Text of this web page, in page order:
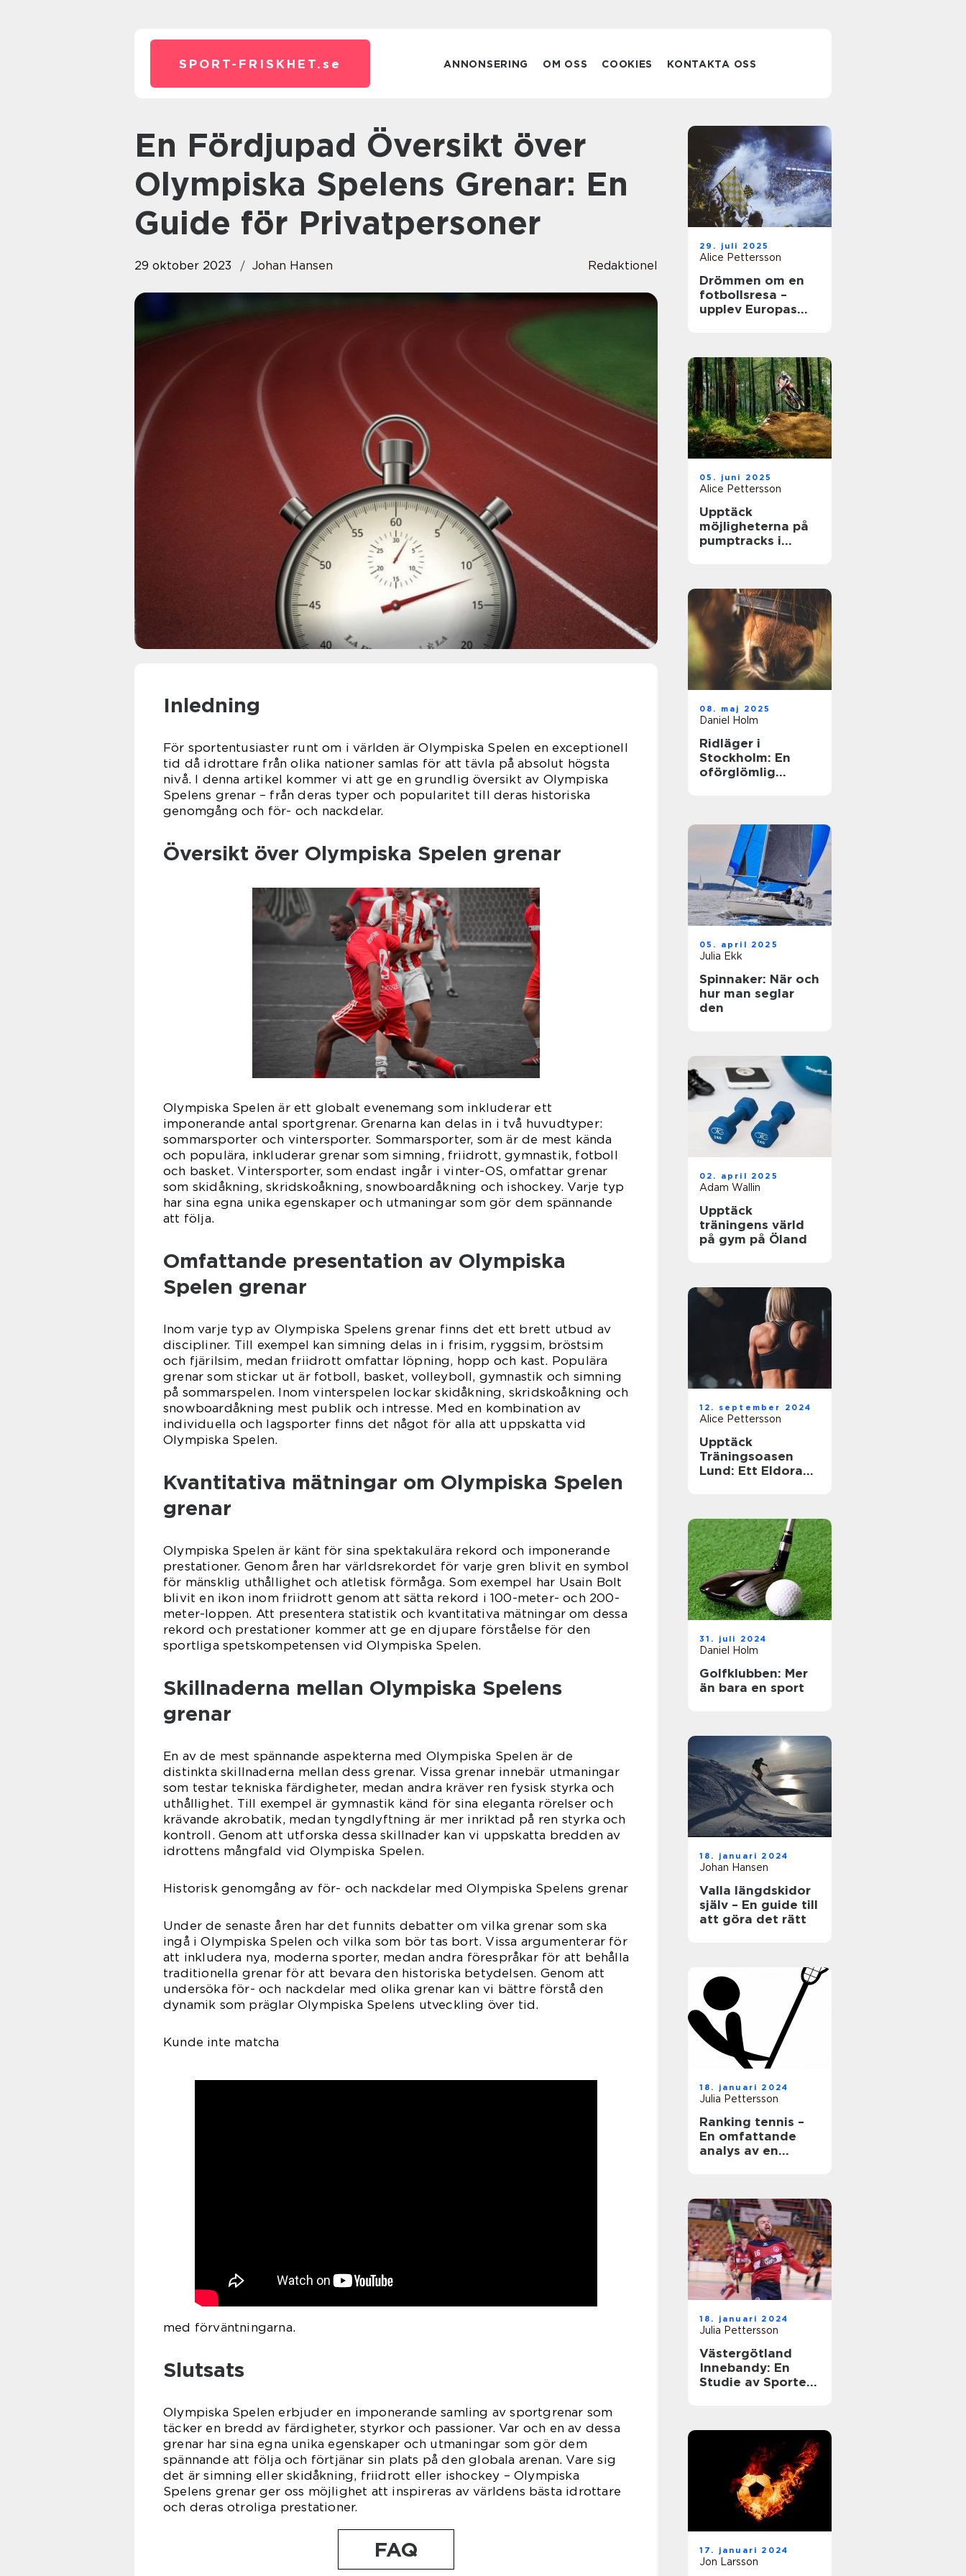
SPORT-FRISKHET. se ANNONSERING OM OSS COOKIES KONTAKTA OSS
En Fördjupad Översikt över
Olympiska Spelens Grenar: En
Guide för Privatpersoner
29 oktober 2023 Johan Hansen Redaktionel
Inledning
För sportentusiaster runt om i världen är Olympiska Spelen en exceptionell
tid då idrottare från olika nationer samlas för att tävla på absolut högsta
nivå. I denna artikel kommer vi att ge en grundlig översikt av Olympiska
Spelens grenar – från deras typer och popularitet till deras historiska
genomgång och för- och nackdelar.
Översikt över Olympiska Spelen grenar
Olympiska Spelen är ett globalt evenemang som inkluderar ett
imponerande antal sportgrenar. Grenarna kan delas in i två huvudtyper:
sommarsporter och vintersporter. Sommarsporter, som är de mest kända
och populära, inkluderar grenar som simning, friidrott, gymnastik, fotboll
och basket. Vintersporter, som endast ingår i vinter-OS, omfattar grenar
som skidåkning, skridskoåkning, snowboardåkning och ishockey. Varje typ
har sina egna unika egenskaper och utmaningar som gör dem spännande
att följa.
Omfattande presentation av Olympiska
Spelen grenar
Inom varje typ av Olympiska Spelens grenar finns det ett brett utbud av
discipliner. Till exempel kan simning delas in i frisim, ryggsim, bröstsim
och fjärilsim, medan friidrott omfattar löpning, hopp och kast. Populära
grenar som stickar ut är fotboll, basket, volleyboll, gymnastik och simning
på sommarspelen. Inom vinterspelen lockar skidåkning, skridskoåkning och
snowboardåkning mest publik och intresse. Med en kombination av
individuella och lagsporter finns det något för alla att uppskatta vid
Olympiska Spelen.
Kvantitativa mätningar om Olympiska Spelen
grenar
Olympiska Spelen är känt för sina spektakulära rekord och imponerande
prestationer. Genom åren har världsrekordet för varje gren blivit en symbol
för mänsklig uthållighet och atletisk förmåga. Som exempel har Usain Bolt
blivit en ikon inom friidrott genom att sätta rekord i 100-meter- och 200-
meter-loppen. Att presentera statistik och kvantitativa mätningar om dessa
rekord och prestationer kommer att ge en djupare förståelse för den
sportliga spetskompetensen vid Olympiska Spelen.
Skillnaderna mellan Olympiska Spelens
grenar
En av de mest spännande aspekterna med Olympiska Spelen är de
distinkta skillnaderna mellan dess grenar. Vissa grenar innebär utmaningar
som testar tekniska färdigheter, medan andra kräver ren fysisk styrka och
uthållighet. Till exempel är gymnastik känd för sina eleganta rörelser och
krävande akrobatik, medan tyngdlyftning är mer inriktad på ren styrka och
kontroll. Genom att utforska dessa skillnader kan vi uppskatta bredden av
idrottens mångfald vid Olympiska Spelen.
Historisk genomgång av för- och nackdelar med Olympiska Spelens grenar
Under de senaste åren har det funnits debatter om vilka grenar som ska
ingå i Olympiska Spelen och vilka som bör tas bort. Vissa argumenterar för
att inkludera nya, moderna sporter, medan andra förespråkar för att behålla
traditionella grenar för att bevara den historiska betydelsen. Genom att
undersöka för- och nackdelar med olika grenar kan vi bättre förstå den
dynamik som präglar Olympiska Spelens utveckling över tid.
Kunde inte matcha
med förväntningarna.
Slutsats
Olympiska Spelen erbjuder en imponerande samling av sportgrenar som
täcker en bredd av färdigheter, styrkor och passioner. Var och en av dessa
grenar har sina egna unika egenskaper och utmaningar som gör dem
spännande att följa och förtjänar sin plats på den globala arenan. Vare sig
det är simning eller skidåkning, friidrott eller ishockey – Olympiska
Spelens grenar ger oss möjlighet att inspireras av världens bästa idrottare
och deras otroliga prestationer.
FAQ
29. juli 2025
Alice Pettersson
Drömmen om en
fotbollsresa –
upplev Europas
05. juni 2025
Alice Pettersson
Upptäck
möjligheterna på
pumptracks i
08. maj 2025
Daniel Holm
Ridläger i
Stockholm: En
oförglömlig
05. april 2025
Julia Ekk
Spinnaker: När och
hur man seglar
den
02. april 2025
Adam Wallin
Upptäck
träningens värld
på gym på Öland
12. september 2024
Alice Pettersson
Upptäck
Träningsoasen
Lund: Ett Eldorado
31. juli 2024
Daniel Holm
Golfklubben: Mer
än bara en sport
18. januari 2024
Johan Hansen
Valla längdskidor
själv – En guide till
att göra det rätt
18. januari 2024
Julia Pettersson
Ranking tennis –
En omfattande
analys av en
18. januari 2024
Julia Pettersson
Västergötland
Innebandy: En
Studie av Sporten
17. januari 2024
Jon Larsson